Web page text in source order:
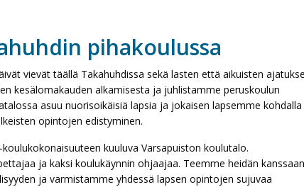
pihakoulussa
vievät täällä Takahuhdissa sekä lasten että aikuisten
kesälomakauden alkamisesta ja juhlistamme peruskoulun
asuu nuorisoikäisiä lapsia ja jokaisen lapsemme
opintojen edistyminen.
kuuluva Varsapuiston koulutalo.
ja kaksi koulukäynnin ohjaajaa. Teemme heidän kanssaan
ja varmistamme yhdessä lapsen opintojen sujuvaa